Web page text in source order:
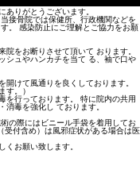
ありがとうございます。
接骨院では保健所、行政機関などを
。 感染防止にご理解とご協力をお願
をお断りさせて頂いて おります。
シュやハンカチを当て る、袖で口や
けて風通りを良くしております。
す。）
を行っております。 特に院内の共用
消毒を強化し ております。
の際にはビニール手袋を着用してお
受付含め）は風邪症状がある場合は医
くお願い致します。